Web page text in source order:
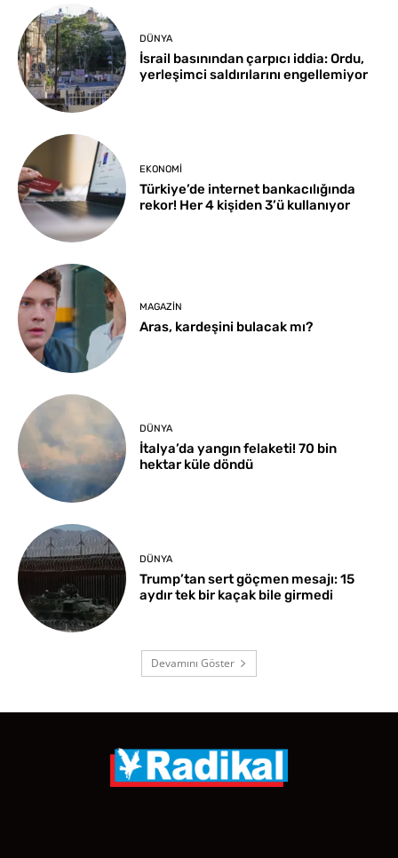
DÜNYA
İsrail basınından çarpıcı iddia: Ordu,
yerleşimci saldırılarını engellemiyor
EKONOMI
Türkiye’de internet bankacılığında
rekor! Her 4 kişiden 3’ü kullanıyor
MAGAZIN
Aras, kardeşini bulacak mı?
DÜNYA
İtalya’da yangın felaketi! 70 bin
hektar küle döndü
DÜNYA
Trump’tan sert göçmen mesajı: 15
aydır tek bir kaçak bile girmedi
Devamını Göster